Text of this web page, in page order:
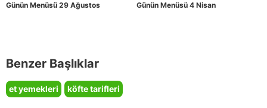
Günün Menüsü 29 Ağustos Günün Menüsü 4 Nisan
Benzer Başlıklar
et yemekleri köfte tarifleri